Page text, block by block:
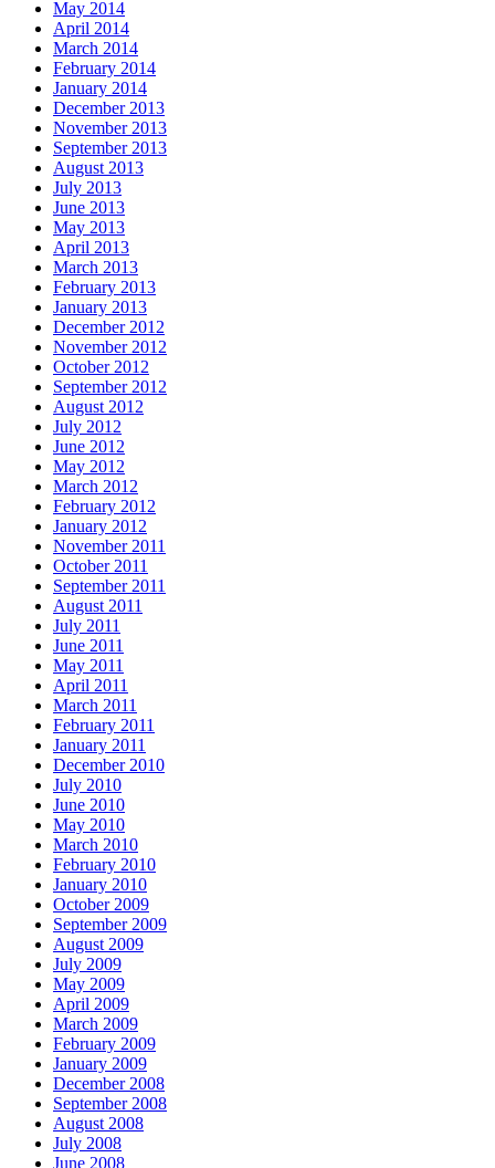
May 2014
April 2014
March 2014
February 2014
January 2014
December 2013
November 2013
September 2013
August 2013
July 2013
June 2013
May 2013
April 2013
March 2013
February 2013
January 2013
December 2012
November 2012
October 2012
September 2012
August 2012
July 2012
June 2012
May 2012
March 2012
February 2012
January 2012
November 2011
October 2011
September 2011
August 2011
July 2011
June 2011
May 2011
April 2011
March 2011
February 2011
January 2011
December 2010
July 2010
June 2010
May 2010
March 2010
February 2010
January 2010
October 2009
September 2009
August 2009
July 2009
May 2009
April 2009
March 2009
February 2009
January 2009
December 2008
September 2008
August 2008
July 2008
June 2008